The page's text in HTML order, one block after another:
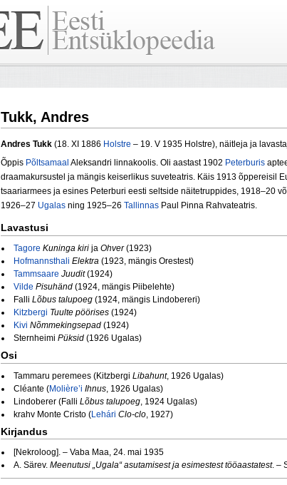
Tukk, Andres
Andres Tukk (18. XI 1886 Holstre – 19. V 1935 Holstre), näitleja ja
Õppis Põltsamaal Aleksandri linnakoolis. Oli aastast 1902 Peterburis
draamakursustel ja mängis keiserlikus suveteatris. Käis 1913 õppereisil
tsaariarmees ja esines Peterburi eesti seltside näitetruppides, 1918–20
1926–27 Ugalas ning 1925–26 Tallinnas Paul Pinna Rahvateatris.
Lavastusi
Tagore Kuninga kiri ja Ohver(1923)
Hofmannsthali Elektra (1923, mängis Orestest)
Tammsaare Juudit(1924)
Vilde Pisuhänd (1924, mängis Piibelehte)
Falli Lõbus talupoeg (1924, mängis Lindobereri)
Kitzbergi Tuulte pöörises (1924)
Kivi Nõmmekingsepad (1924)
Sternheimi Püksid (1926 Ugalas)
Osi
Tammaru peremees (Kitzbergi Libahunt, 1926 Ugalas)
Cléante (Molière’i Ihnus, 1926 Ugalas)
Lindoberer (Falli Lõbus talupoeg, 1924 Ugalas)
krahv Monte Cristo (Lehári Clo-clo, 1927)
Kirjandus
[Nekroloog]. – Vaba Maa, 24. mai 1935
A. Särev. Meenutusi „Ugala“ asutamisest ja esimestest tööaastatest. –